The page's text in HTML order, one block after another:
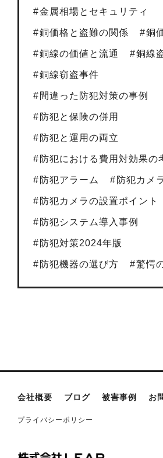
金属相場とセキュリティ
銅価格と盗難の関係 銅
銅線の価値と流通 銅線
銅線窃盗事件
間違った防犯対策の事例
防犯と保険の併用
防犯と運用の両立
防犯における費用対効果の
防犯アラーム 防犯カメ
防犯カメラの設置ポイント
防犯システム導入事例
防犯対策2024年版
防犯機器の選び方 驚愕
会社概要 ブログ 被害事例 お
プライバシーポリシー